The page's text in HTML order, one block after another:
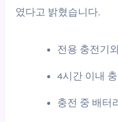
였다고 밝혔습니다.
전용 충전기
4시간 이내
충전 중 배터